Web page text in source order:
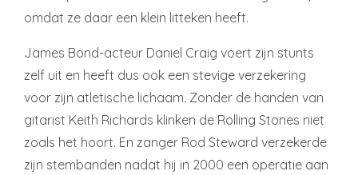
omdat ze daar een klein litteken heeft.
James Bond-acteur Daniel Craig voert zijn stunts
zelf uit en heeft dus ook een stevige verzekering
voor zijn atletische lichaam. Zonder de handen van
gitarist Keith Richards klinken de Rolling Stones niet
zoals het hoort. En zanger Rod Steward verzekerde
zijn stembanden nadat hij in 2000 een operatie aan